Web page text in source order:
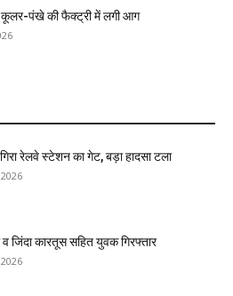
कूलर-पंखे की फैक्ट्री में लगी आग
रेलवे स्टेशन का गेट, बड़ा हादसा टला
व जिंदा कारतूस सहित युवक गिरफ्तार